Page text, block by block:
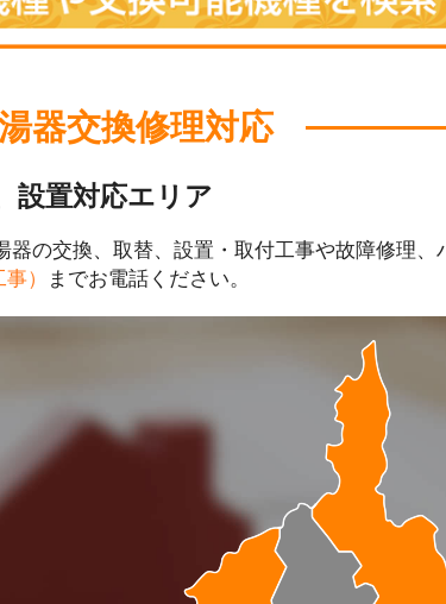
器交換修理対応
設置対応エリア
器の交換、取替、設置・取付工事や故障修理
）
までお電話ください。